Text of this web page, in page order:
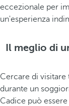
eccezionale per
un'esperienza
Il meglio di
Cercare di
durante un
Cadice può